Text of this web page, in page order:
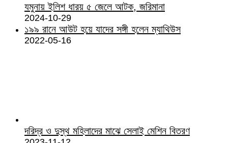
যমুনায় ইলিশ ধারয় ৫ জেলে আটক, জরিমানা
2024-10-29
১৯৯ রানে আউট হয়ে যাদের সঙ্গী হলেন ম্যাথিউস
2022-05-16
দরিদ্র ও দুস্থ মহিলাদের মাঝে সেলাই মেশিন বিতরণ